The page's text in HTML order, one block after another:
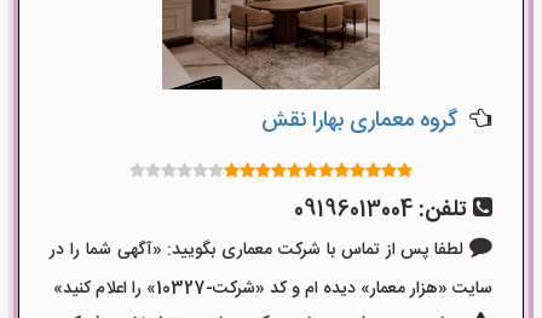
گروه معماری بهارا نقش
تلفن: 09196013004
لطفا پس از تماس با شرکت معماری بگویید: «آگهی شما را در
سایت «هزار معمار» دیده ام و کد «شرکت-10327» را اعلام کنید»